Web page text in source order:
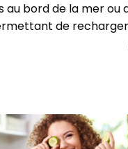
au bord de la mer ou
de